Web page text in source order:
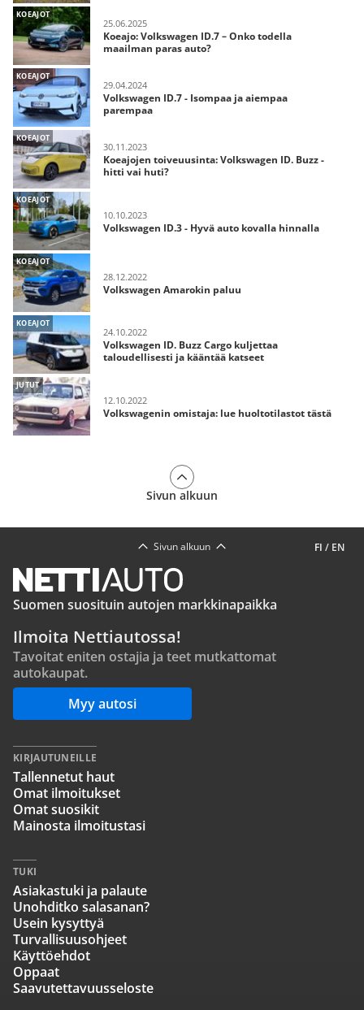
KOEAJOT
25.06.2025
Koeajo: Volkswagen ID.7 – Onko todella
maailman paras auto?
KOEAJOT
29.04.2024
Volkswagen ID.7 - Isompaa ja aiempaa
parempaa
KOEAJOT
30.11.2023
Koeajojen toiveuusinta: Volkswagen ID. Buzz -
hitti vai huti?
KOEAJOT
10.10.2023
Volkswagen ID.3 - Hyvä auto kovalla hinnalla
KOEAJOT
28.12.2022
Volkswagen Amarokin paluu
KOEAJOT
24.10.2022
Volkswagen ID. Buzz Cargo kuljettaa
taloudellisesti ja kääntää katseet
JUTUT
12.10.2022
Volkswagenin omistaja: lue huoltotilastot tästä
Sivun alkuun
FI / EN
Sivun alkuun
Suomen suosituin autojen markkinapaikka
Ilmoita Nettiautossa!
Tavoitat eniten ostajia ja teet mutkattomat
autokaupat.
Myy autosi
KIRJAUTUNEILLE
Tallennetut haut
Omat ilmoitukset
Omat suosikit
Mainosta ilmoitustasi
TUKI
Asiakastuki ja palaute
Unohditko salasanan?
Usein kysyttyä
Turvallisuusohjeet
Käyttöehdot
Oppaat
Saavutettavuusseloste